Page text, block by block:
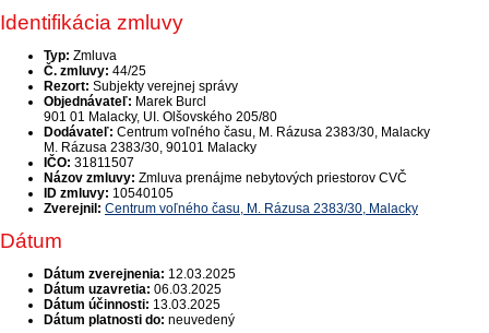
Identifikácia zmluvy
Typ: Zmluva
Č. zmluvy: 44/25
Rezort: Subjekty verejnej správy
Objednávateľ: Marek Burcl
901 01 Malacky, UI. Olšovského 205/80
Dodávateľ: Centrum voľného času, M. Rázusa 2383/30, Malacky
M. Rázusa 2383/30, 90101 Malacky
IČO: 31811507
Názov zmluvy: Zmluva prenájme nebytových priestorov CVČ
ID zmluvy: 10540105
Zverejnil: Centrum voľného času, M. Rázusa 2383/30, Malacky
Dátum
Dátum zverejnenia: 12.03.2025
Dátum uzavretia: 06.03.2025
Dátum účinnosti: 13.03.2025
Dátum platnosti do: neuvedený